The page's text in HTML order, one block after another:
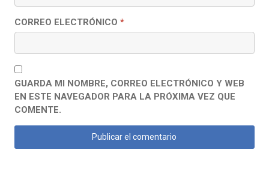
CORREO ELECTRÓNICO *
GUARDA MI NOMBRE, CORREO ELECTRÓNICO Y WEB
EN ESTE NAVEGADOR PARA LA PRÓXIMA VEZ QUE
COMENTE.